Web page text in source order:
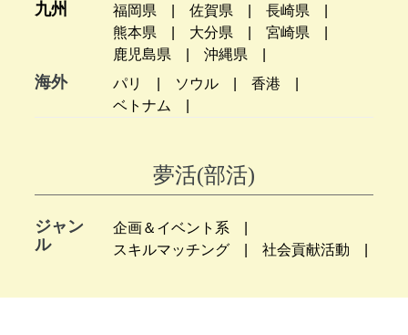
九州 福岡県 佐賀県
長崎県
熊本県
大分県
宮崎県
鹿児島県
沖縄県
海外 パリ ソウル
香港
ベトナム
夢活(部活)
ジャン
ル
企画＆イベント系
スキルマッチング
社会貢献活動